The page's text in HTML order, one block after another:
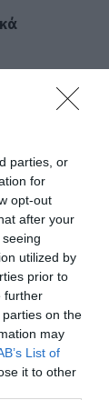
parties, or
for
opt-out
after your
utilized by
prior to
further
on the
may
List of
it to other
κανόνας
που
Μέσι